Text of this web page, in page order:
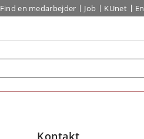
Find en medarbejder Job KUnet
Kontakt